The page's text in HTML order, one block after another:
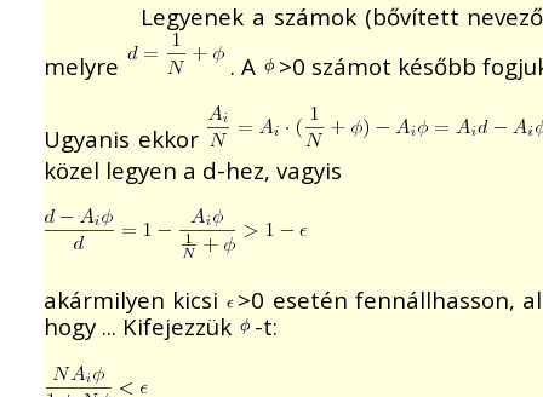
Legyenek a számok (bővített
melyre
. A >0 számot később
Ugyanis ekkor
közel legyen a d-hez, vagyis
akármilyen kicsi
>0 esetén fennállhasson,
hogy ... Kifejezzük
-t: